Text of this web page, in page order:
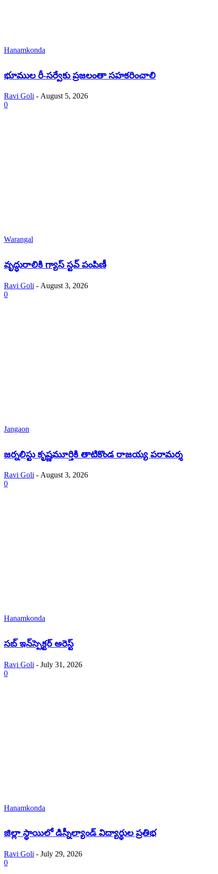
Hanamkonda
భూముల రీ-సర్వేకు ప్రజలంతా సహకరించాలి
Ravi Goli - August 5, 2026
0
Warangal
వృద్ధురాలికి గ్యాస్ స్టవ్ పంపిణీ
Ravi Goli - August 3, 2026
0
Jangaon
జర్నలిస్టు కృష్ణమూర్తికి తాటికొండ రాజయ్య పరామర్శ
Ravi Goli - August 3, 2026
0
Hanamkonda
సబ్ ఇన్‌స్పెక్టర్ అరెస్ట్
Ravi Goli - July 31, 2026
0
Hanamkonda
జిల్లా స్థాయిలో డిస్నీల్యాండ్ విద్యార్థుల ప్రతిభ
Ravi Goli - July 29, 2026
0